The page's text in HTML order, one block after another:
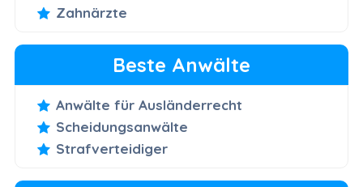
Zahnärzte
Beste Anwälte
Anwälte für Ausländerrecht
Scheidungsanwälte
Strafverteidiger